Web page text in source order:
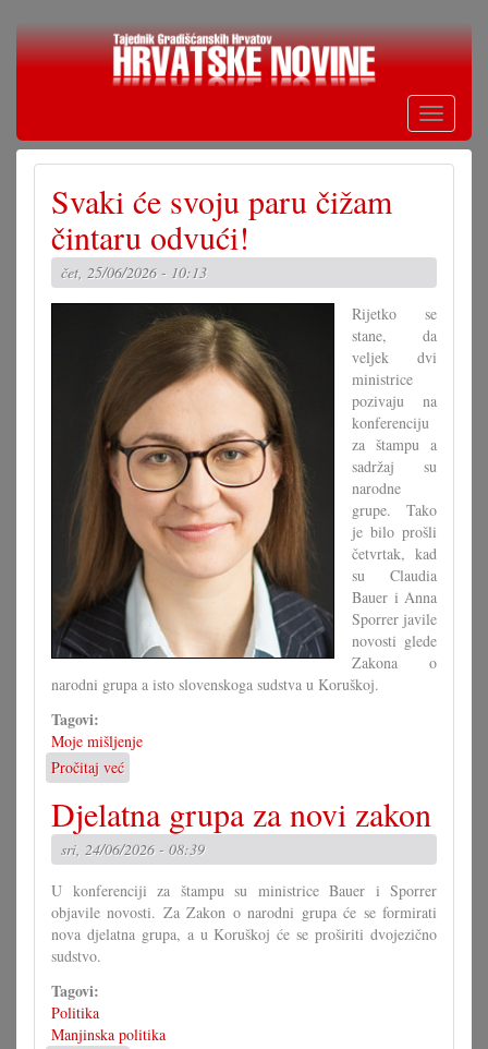
Skoči
Toggle
Svaki će svoju paru čižam
čintaru odvući!
čet, 25/06/2026 - 10:13
Rijetko se
stane, da
veljek dvi
ministrice
pozivaju na
konferenciju
za štampu a
sadržaj su
narodne
grupe. Tako
je bilo prošli
četvrtak, kad
su Claudia
Bauer i Anna
Sporrer javile
novosti glede
Zakona o
narodni grupa a isto slovenskoga sudstva u Koruškoj.
Tagovi:
Moje mišljenje
Pročitaj već
Svaki
će
svoju
paru
čintaru
odvući!
Djelatna grupa za novi zakon
sri, 24/06/2026 - 08:39
U konferenciji za štampu su ministrice Bauer i Sporrer
objavile novosti. Za Zakon o narodni grupa će se formirati
nova djelatna grupa, a u Koruškoj će se proširiti dvojezično
sudstvo.
Tagovi:
Politika
Manjinska politika